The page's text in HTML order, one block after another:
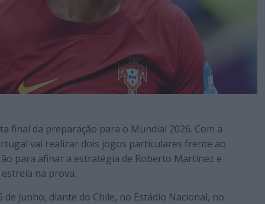
final da preparação para o Mundial 2026. Com a
vai realizar dois jogos particulares frente ao
para afinar a estratégia de Roberto Martínez e
na prova.
junho, diante do Chile, no Estádio Nacional, no